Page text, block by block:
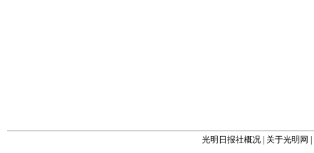
光明日报社概况 关于光明网